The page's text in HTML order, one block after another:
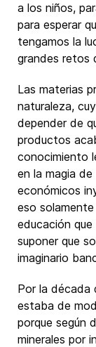
a los niños,
para esperar
tengamos la
grandes retos
Las materias
naturaleza,
depender de
productos
conocimiento
en la magia
económicos
eso
educación
suponer que
imaginario
Por la década
estaba de
porque según
minerales por